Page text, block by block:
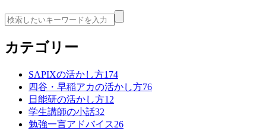
カテゴリー
SAPIXの活かし方174
四谷・早稲アカの活かし方76
日能研の活かし方12
学生講師の小話32
勉強一言アドバイス26